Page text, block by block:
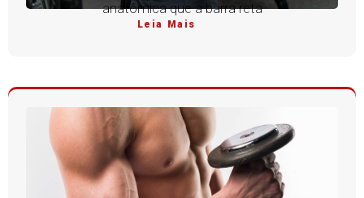
anatômica que a barra reta
Leia Mais